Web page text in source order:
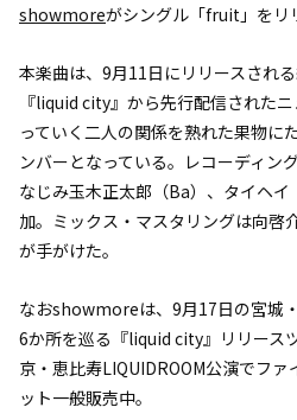
showmoreがシングル「fruit」をリ
本楽曲は、9月11日にリリースされ
『liquid city』から先行配信された
っていく二人の関係を熟れた果物に
ンバーとなっている。レコーディン
なじみ玉木正太郎（Ba）、タイヘ
加。ミックス・マスタリングは向啓
が手がけた。
なおshowmoreは、9月17日の宮城
6か所を巡る『liquid city』リリース
京・恵比寿LIQUIDROOM公演でフ
ット一般販売中。